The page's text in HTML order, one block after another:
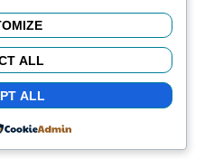
ALL
ALL